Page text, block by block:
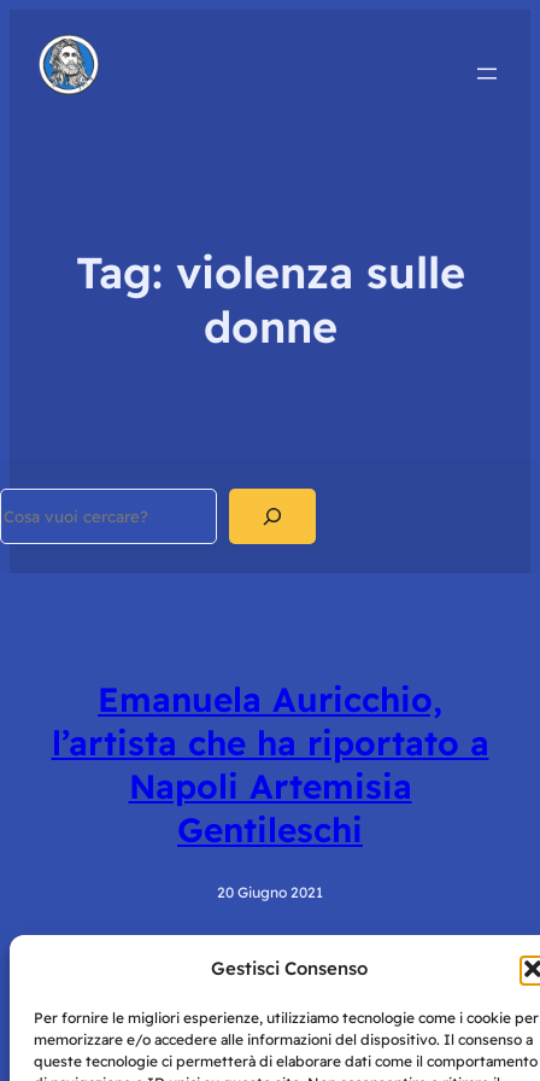
Gestisci Consenso
Per fornire le migliori esperienze, utilizziamo tecnologie come i cookie per
memorizzare e/o accedere alle informazioni del dispositivo. Il consenso a
queste tecnologie ci permetterà di elaborare dati come il comportamento
Tag: violenza sulle
donne
Emanuela Auricchio,
l’artista che ha riportato a
Napoli Artemisia
Gentileschi
20 Giugno 2021